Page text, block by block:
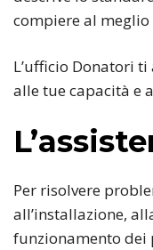
compiere al
L’ufficio Donatori
alle tue capacità e
Per risolvere
all’installazione,
funzionamento